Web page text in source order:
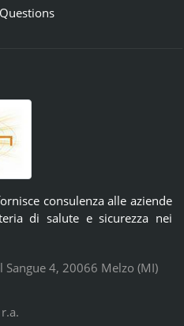
consulenza alle aziende
di salute e sicurezza nei
Sangue 4, 20066 Melzo (MI)